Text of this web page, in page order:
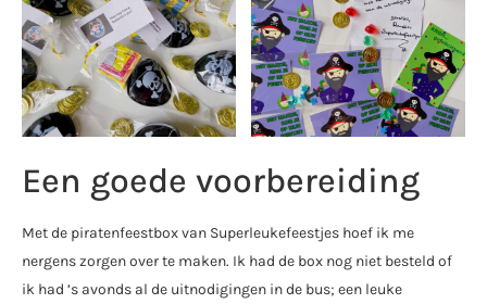
Een goede voorbereiding
Met de piratenfeestbox van Superleukefeestjes hoef ik me
nergens zorgen over te maken. Ik had de box nog niet besteld of
ik had ’s avonds al de uitnodigingen in de bus; een leuke